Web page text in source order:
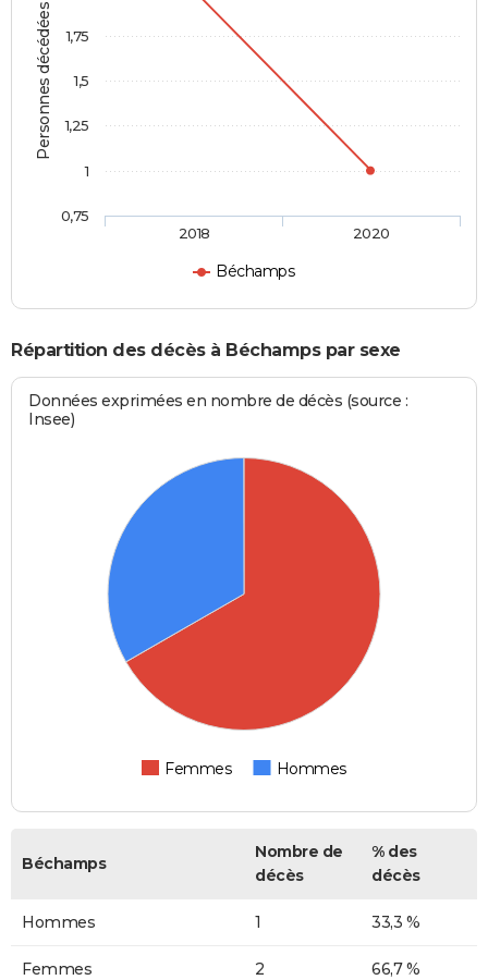
Personnes décédées
Béchamps
2018 2020
0,75
1
1,25
1,5
1,75
Répartition des décès à Béchamps par sexe
Données exprimées en nombre de décès (source :
Insee)
Femmes Hommes
Béchamps
Nombre de
décès
% des
décès
Hommes 1 33,3 %
Femmes 2 66,7 %